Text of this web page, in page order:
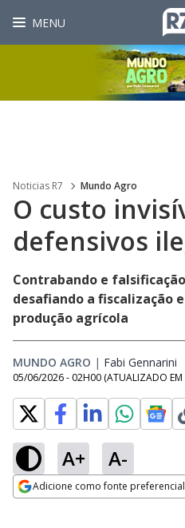
MENU
Noticias R7 Mundo Agro
O custo
defensivos
Contrabando e
desafiando a fiscalização
produção agrícola
MUNDO AGRO | Fabi Gennarini
05/06/2026 - 02H00 (ATUALIZADO EM
A+ A-
Adicione como fonte